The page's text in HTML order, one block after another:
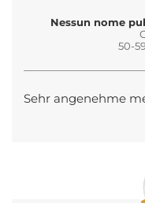
Nessun nome
50-
Sehr angenehme